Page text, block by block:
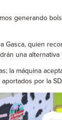
generando
quien
una
la máquina
por la